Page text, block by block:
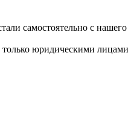
самостоятельно с нашего
юридическими